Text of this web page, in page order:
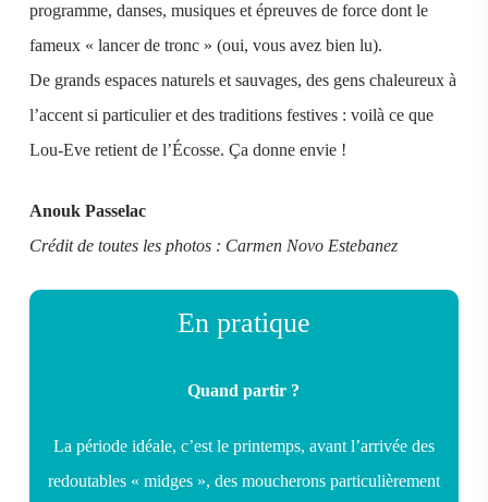
programme, danses, musiques et épreuves de force dont le
fameux « lancer de tronc » (oui, vous avez bien lu).
De grands espaces naturels et sauvages, des gens chaleureux à
l’accent si particulier et des traditions festives : voilà ce que
Lou-Eve retient de l’Écosse. Ça donne envie !
Anouk Passelac
Crédit de toutes les photos : Carmen Novo Estebanez
En pratique
Quand partir ?
La période idéale, c’est le printemps, avant l’arrivée des
redoutables « midges », des moucherons particulièrement